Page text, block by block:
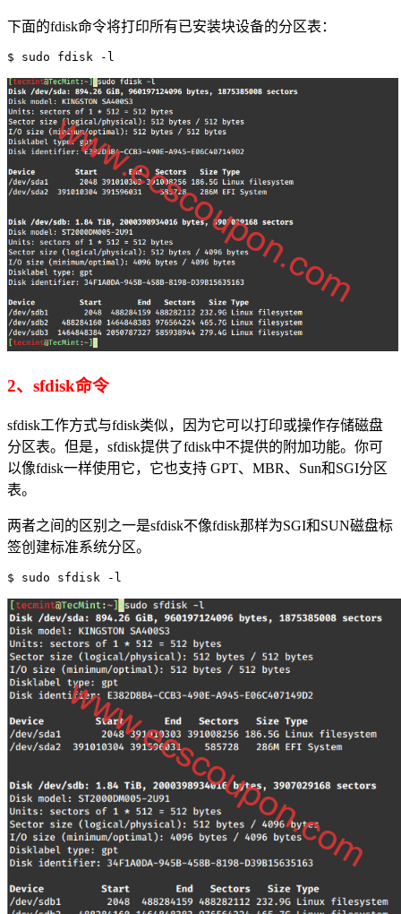
下面的fdisk命令将打印所有已安装块设备的分区表：
2、sfdisk命令
sfdisk工作方式与fdisk类似，因为它可以打印或操作存储磁盘
分区表。但是，sfdisk提供了fdisk中不提供的附加功能。你可
以像fdisk一样使用它，它也支持 GPT、MBR、Sun和SGI分区
表。
两者之间的区别之一是sfdisk不像fdisk那样为SGI和SUN磁盘标
签创建标准系统分区。